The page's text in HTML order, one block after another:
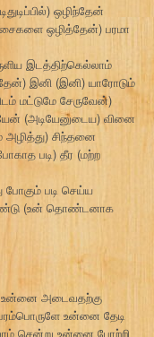
ஒழிந்தேன்
ஒழித்தேன்) பரமா
இடத்திற்கெல்லாம்
இனி (இனி) யாரோடும்
மட்டுமே சேருவேன்)
(அடியேனுடைய) வினை
சிந்தனை
படி) தீர (மற்ற
படி செய்ய
ஆண்டு (உன் தொண்டனாக
உன்னை அடைவதற்கு
உன்னை தேடி
சென்று உன்னை போற்றி